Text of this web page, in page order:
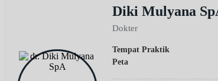
Diki Mulyana
Dokter
Tempat Praktik
Peta